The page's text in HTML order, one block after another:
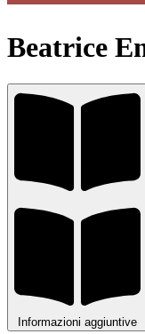
Beatrice
Informazioni aggiuntive